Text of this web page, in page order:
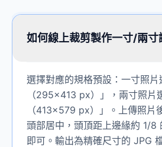
如何線上裁剪製作一寸/兩寸
選擇對應的規格預設：一寸照
（295×413 px）」，兩寸照片
（413×579 px）」。上傳照片
頭部居中，頭頂距上邊緣約 1/8
即可。輸出為精確尺寸的 JPG